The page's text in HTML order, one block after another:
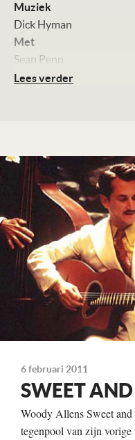
Muziek
Dick Hyman
Met
Sean Penn
Samantha Morton
Kleur, 95 minuten
Distributie
Indies
Te zien
vanaf 29 juni
Lees verder
6 februari 2011
SWEET
Woody Allens Sweet
tegenpool van zijn